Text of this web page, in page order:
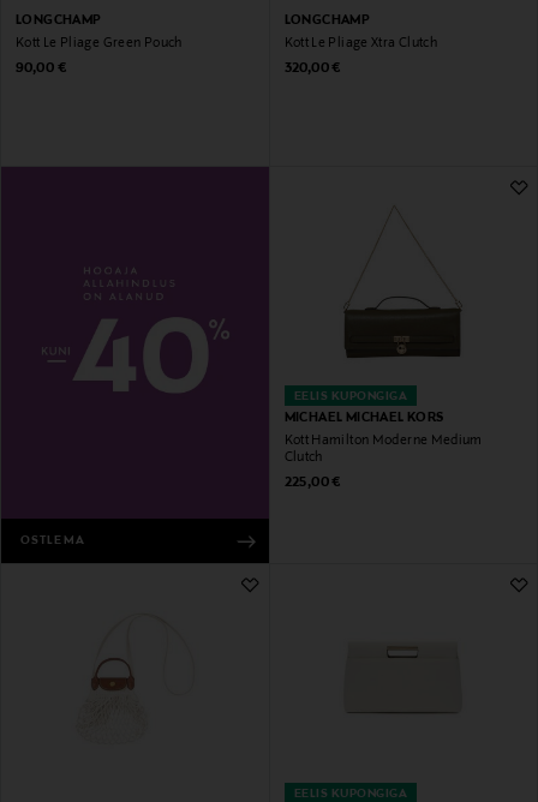
LONGCHAMP
Kott Le Pliage Green Pouch
Original Price
90,00 €
LONGCHAMP
Kott Le Pliage Xtra Clutch
Original Price
320,00 €
OSTLEMA
EELIS KUPONGIGA
MICHAEL MICHAEL KORS
Kott Hamilton Moderne Medium
Clutch
Original Price
225,00 €
EELIS KUPONGIGA